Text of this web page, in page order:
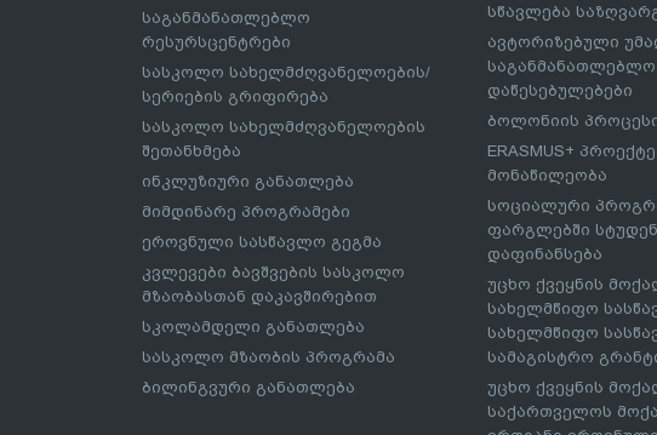
საგანმანათლებლო
რესურსცენტრები
სასკოლო სახელმძღვანელოების/
სერიების გრიფირება
სასკოლო სახელმძღვანელოების
შეთანხმება
ინკლუზიური განათლება
მიმდინარე პროგრამები
ეროვნული სასწავლო გეგმა
კვლევები ბავშვების სასკოლო
მზაობასთან დაკავშირებით
სკოლამდელი განათლება
სასკოლო მზაობის პროგრამა
ბილინგვური განათლება
სწავლება
ავტორიზებული
საგანმანათლებლო
დაწესებულებები
ბოლონიის
ERASMUS+
მონაწილეობა
სოციალური
ფარგლებში
დაფინანსება
უცხო ქვეყნის
სახელმწიფო
სახელმწიფო
სამაგისტრო
უცხო ქვეყნის
საქართველოს